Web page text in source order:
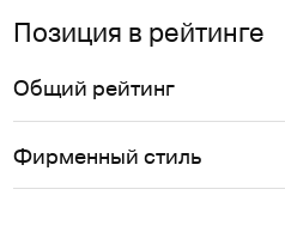
Позиция в рейтинге
Общий рейтинг
Фирменный стиль